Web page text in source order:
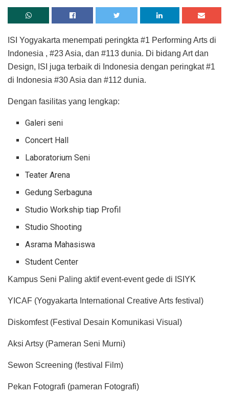
ISI Yogyakarta menempati peringkta #1 Performing Arts di
Indonesia , #23 Asia, dan #113 dunia. Di bidang Art dan
Design, ISI juga terbaik di Indonesia dengan peringkat #1
di Indonesia #30 Asia dan #112 dunia.
Dengan fasilitas yang lengkap:
Galeri seni
Concert Hall
Laboratorium Seni
Teater Arena
Gedung Serbaguna
Studio Workship tiap Profil
Studio Shooting
Asrama Mahasiswa
Student Center
Kampus Seni Paling aktif event-event gede di ISIYK
YICAF (Yogyakarta International Creative Arts festival)
Diskomfest (Festival Desain Komunikasi Visual)
Aksi Artsy (Pameran Seni Murni)
Sewon Screening (festival Film)
Pekan Fotografi (pameran Fotografi)